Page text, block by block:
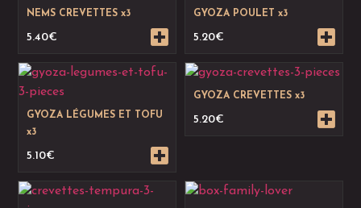
NEMS CREVETTES x3
5.40€
GYOZA POULET x3
5.20€
GYOZA LÉGUMES ET TOFU
x3
5.10€
GYOZA CREVETTES x3
5.20€